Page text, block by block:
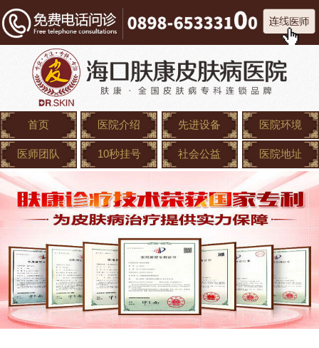
首页 医院介绍 先进设备 医院环境
医师团队 10秒挂号 社会公益 医院地址